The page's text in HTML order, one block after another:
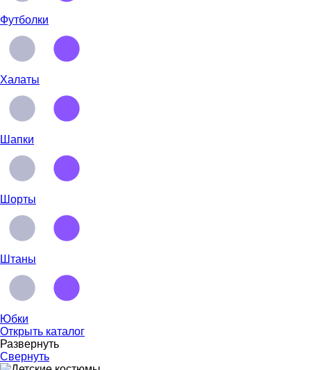
Футболки
Халаты
Шапки
Шорты
Штаны
Юбки
Открыть каталог
Развернуть
Свернуть